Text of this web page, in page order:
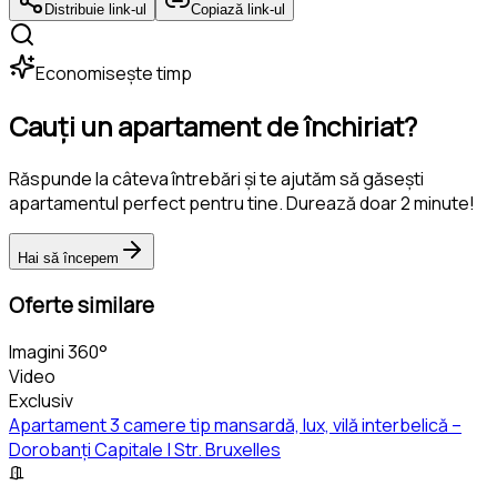
Distribuie link-ul Copiază link-ul
Economisește timp
Cauți un apartament de închiriat?
Răspunde la câteva întrebări și te ajutăm să găsești
apartamentul perfect pentru tine. Durează doar 2 minute!
Hai să începem
Oferte similare
Imagini 360°
Video
Exclusiv
Apartament 3 camere tip mansardă, lux, vilă interbelică –
Dorobanți Capitale | Str. Bruxelles